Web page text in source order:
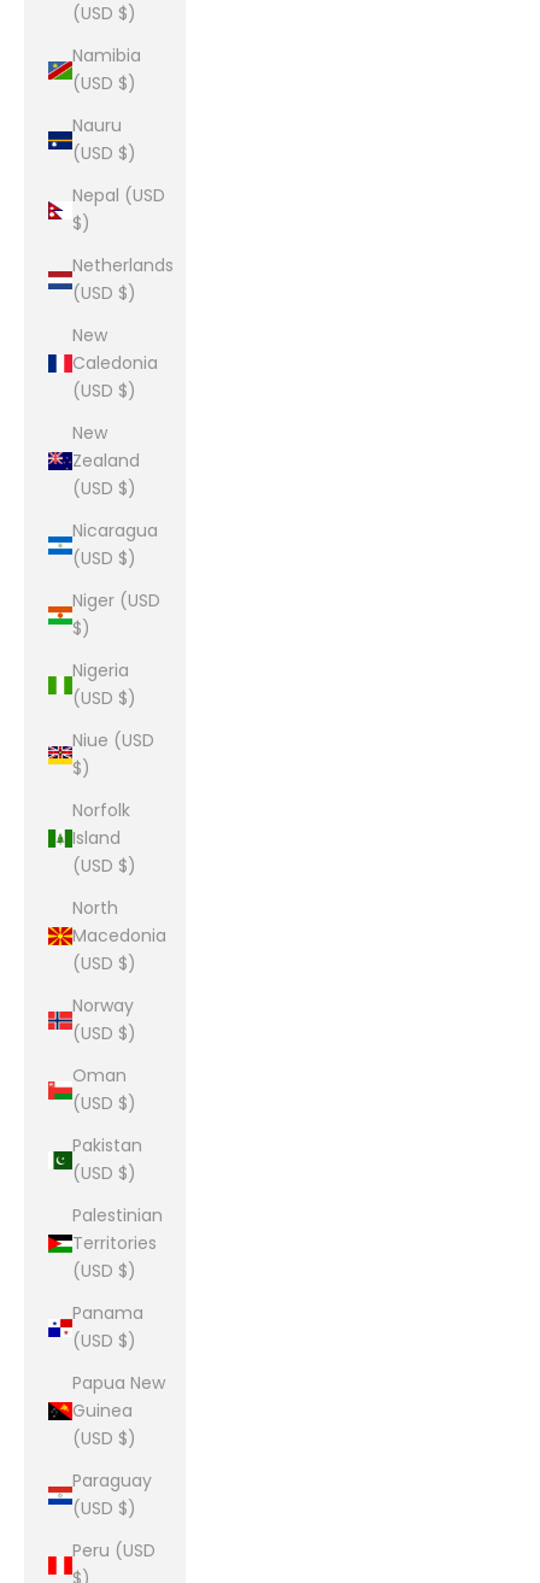
(USD $)
Namibia
(USD $)
Nauru
(USD $)
Nepal (USD
$)
Netherlands
(USD $)
New
Caledonia
(USD $)
New
Zealand
(USD $)
Nicaragua
(USD $)
Niger (USD
$)
Nigeria
(USD $)
Niue (USD
$)
Norfolk
Island
(USD $)
North
Macedonia
(USD $)
Norway
(USD $)
Oman
(USD $)
Pakistan
(USD $)
Palestinian
Territories
(USD $)
Panama
(USD $)
Papua New
Guinea
(USD $)
Paraguay
(USD $)
Peru (USD